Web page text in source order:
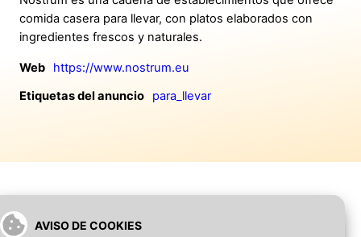
AVISO DE COOKIES
comida casera para llevar, con platos elaborados con
ingredientes frescos y naturales.
Web
https://www.nostrum.eu
Etiquetas del anuncio
para_llevar
VOLVER A INICIO